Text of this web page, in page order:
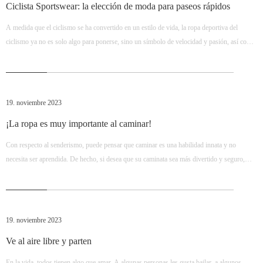
Ciclista Sportswear: la elección de moda para paseos rápidos
A medida que el ciclismo se ha convertido en un estilo de vida, la ropa deportiva del
ciclismo ya no es solo algo para ponerse, sino un símbolo de velocidad y pasión, así como
19. noviembre 2023
¡La ropa es muy importante al caminar!
Con respecto al senderismo, puede pensar que caminar es una habilidad innata y no
necesita ser aprendida. De hecho, si desea que su caminata sea más divertido y seguro,
19. noviembre 2023
Ve al aire libre y parten